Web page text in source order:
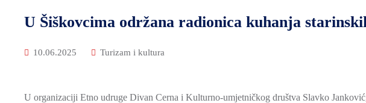
U Šiškovcima održana radionica kuhanja
10.06.2025 Turizam i kultura
U organizaciji Etno udruge Divan Cerna i Kulturno-umjetničkog društva Slavko